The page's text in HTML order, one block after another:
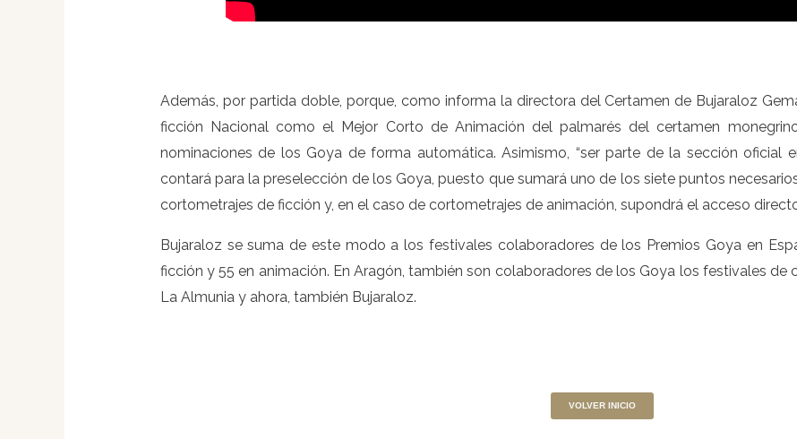
Además, por partida doble, porque, como informa la directora del Certamen de Bujaraloz
ficción Nacional como el Mejor Corto de Animación del palmarés del certamen
nominaciones de los Goya de forma automática. Asimismo, “ser parte de la sección oficial
contará para la preselección de los Goya, puesto que sumará uno de los siete puntos
cortometrajes de ficción y, en el caso de cortometrajes de animación, supondrá el acceso
Bujaraloz se suma de este modo a los festivales colaboradores de los Premios Goya en
ficción y 55 en animación. En Aragón, también son colaboradores de los Goya los festivales de
La Almunia y ahora, también Bujaraloz.
VOLVER INICIO